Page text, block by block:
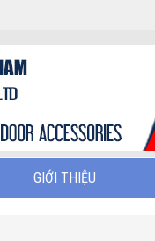
GIỚI THIỆU